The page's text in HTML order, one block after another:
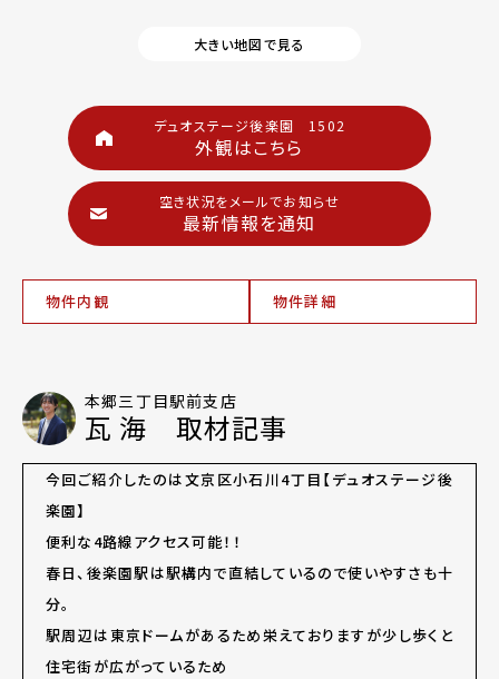
大きい地図で見る
デュオステージ後楽園 1502
外観はこちら
空き状況をメールでお知らせ
最新情報を通知
物件内観 物件詳細
本郷三丁目駅前支店
瓦 海 取材記事
今回ご紹介したのは文京区小石川4丁目【デュオステージ後
楽園】
便利な4路線アクセス可能！！
春日、後楽園駅は駅構内で直結しているので使いやすさも十
分。
駅周辺は東京ドームがあるため栄えておりますが少し歩くと
住宅街が広がっているため